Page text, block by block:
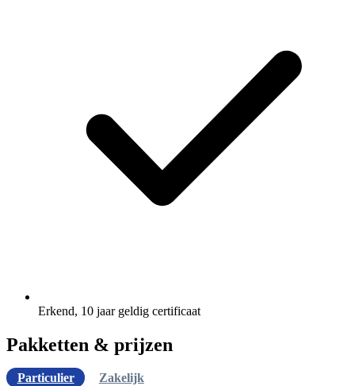
Erkend, 10 jaar geldig certificaat
Pakketten & prijzen
Particulier
Zakelijk